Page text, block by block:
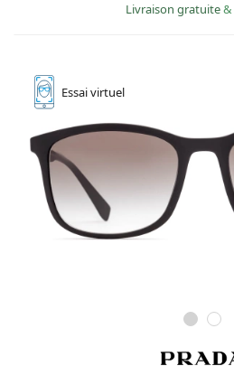
Livraison gratuite&
Essaivirtuel